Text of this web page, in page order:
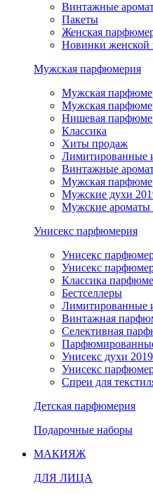
Винтажные
Пакеты
Женская
Новинки
Мужская парфюмерия
Мужская
Мужская
Нишевая
Классика
Хиты продаж
Лимитированные
Винтажные
Мужская
Мужские духи
Мужские ароматы
Унисекс парфюмерия
Унисекс
Унисекс
Классика
Бестселлеры
Лимитированные
Винтажная
Селективная
Унисекс духи 2019
Унисекс
Спреи для
Детская парфюмерия
Подарочные наборы
МАКИЯЖ
ДЛЯ ЛИЦА